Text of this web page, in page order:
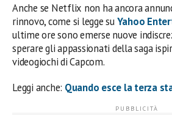
Anche se Netflix non ha ancora
rinnovo, come si legge suYahoo
ultime ore sono emerse nuove
sperare gli appassionati della saga
videogiochi di Capcom.
Leggi anche: Quando esce la terza